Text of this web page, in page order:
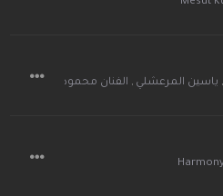
, ياسين المرعشلي , الفنان محمود الصياد